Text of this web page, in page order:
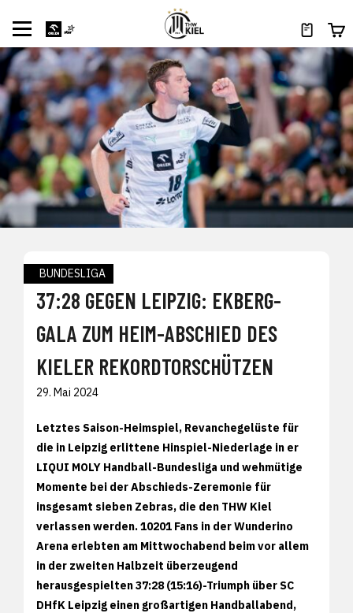
BUNDESLIGA
37:28 GEGEN LEIPZIG: EKBERG-
GALA ZUM HEIM-ABSCHIED DES
KIELER REKORDTORSCHÜTZEN
29. Mai 2024
Letztes Saison-Heimspiel, Revanchegelüste für
die in Leipzig erlittene Hinspiel-Niederlage in er
LIQUI MOLY Handball-Bundesliga und wehmütige
Momente bei der Abschieds-Zeremonie für
insgesamt sieben Zebras, die den THW Kiel
verlassen werden. 10201 Fans in der Wunderino
Arena erlebten am Mittwochabend beim vor allem
in der zweiten Halbzeit überzeugend
herausgespielten 37:28 (15:16)-Triumph über SC
DHfK Leipzig einen großartigen Handballabend,